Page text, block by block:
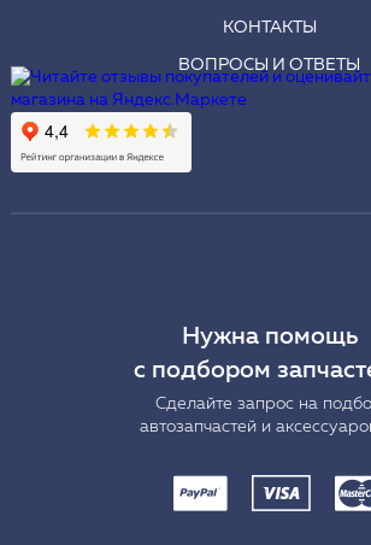
КОНТАКТЫ
ВОПРОСЫ И ОТВЕТЫ
Нужна помощь
с подбором
Сделайте запрос на
автозапчастей и